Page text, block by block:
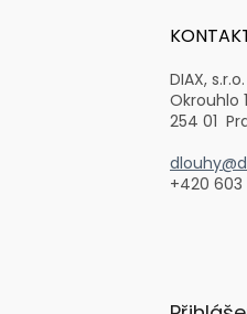
DIAX, s.r.o.
Okrouhlo
254 01
+420 603